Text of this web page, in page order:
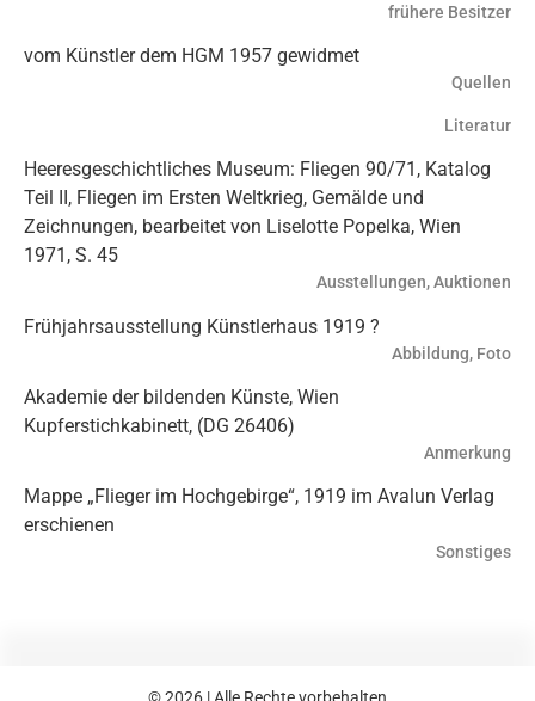
frühere Besitzer
vom Künstler dem HGM 1957 gewidmet
Quellen
Literatur
Heeresgeschichtliches Museum: Fliegen 90/71, Katalog
Teil II, Fliegen im Ersten Weltkrieg, Gemälde und
Zeichnungen, bearbeitet von Liselotte Popelka, Wien
1971, S. 45
Ausstellungen, Auktionen
Frühjahrsausstellung Künstlerhaus 1919 ?
Abbildung, Foto
Akademie der bildenden Künste, Wien
Kupferstichkabinett, (DG 26406)
Anmerkung
Mappe „Flieger im Hochgebirge“, 1919 im Avalun Verlag
erschienen
Sonstiges